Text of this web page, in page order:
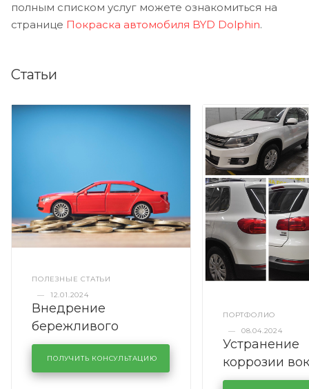
полным списком услуг можете ознакомиться на
странице Покраска автомобиля BYD Dolphin.
Статьи
ПОЛЕЗНЫЕ СТАТЬИ
—
12.01.2024
Внедрение
бережливого
производства в
кузовном сервисе
KUTUZOVV
ПОЛУЧИТЬ КОНСУЛЬТАЦИЮ
ПОРТФОЛИО
—
08.04.2024
Устранение
коррозии
лобового